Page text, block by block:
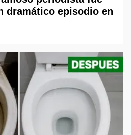
dramático episodio en